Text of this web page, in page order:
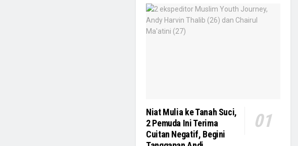
Niat Mulia ke Tanah Suci,
2 Pemuda Ini Terima
Cuitan Negatif, Begini